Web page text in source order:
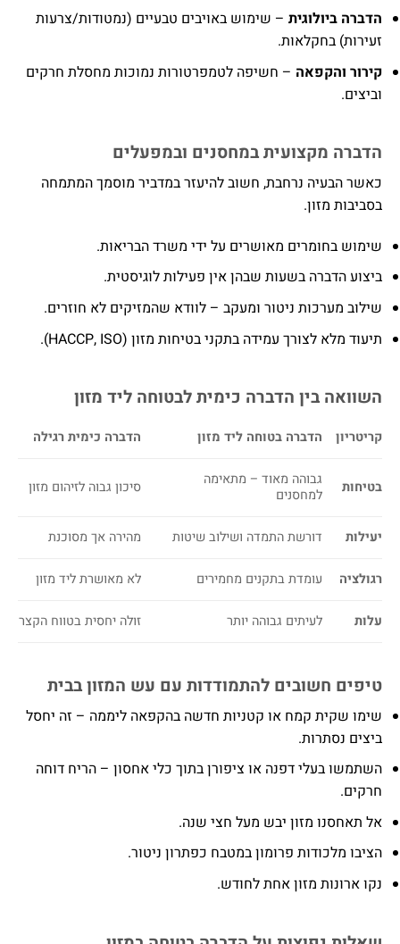
הדברה ביולוגית – שימוש באויבים טבעיים (נמטודות/צרעות
זעירות) בחקלאות.
קירור והקפאה – חשיפה לטמפרטורות נמוכות מחסלת חרקים
וביצים.
הדברה מקצועית במחסנים ובמפעלים
כאשר הבעיה נרחבת, חשוב להיעזר במדביר מוסמך המתמחה
בסביבות מזון.
שימוש בחומרים מאושרים על ידי משרד הבריאות.
ביצוע הדברה בשעות שבהן אין פעילות לוגיסטית.
שילוב מערכות ניטור ומעקב – לוודא שהמזיקים לא חוזרים.
תיעוד מלא לצורך עמידה בתקני בטיחות מזון (HACCP, ISO).
השוואה בין הדברה כימית לבטוחה ליד מזון
קריטריון הדברה בטוחה ליד מזון הדברה כימית רגילה
בטיחות
גבוהה מאוד – מתאימה
למחסנים
סיכון גבוה לזיהום מזון
יעילות דורשת התמדה ושילוב שיטות מהירה אך מסוכנת
רגולציה עומדת בתקנים מחמירים לא מאושרת ליד מזון
עלות לעיתים גבוהה יותר זולה יחסית בטווח הקצר
טיפים חשובים להתמודדות עם עש המזון בבית
שימו שקית קמח או קטניות חדשה בהקפאה ליממה – זה יחסל
ביצים נסתרות.
השתמשו בעלי דפנה או ציפורן בתוך כלי אחסון – הריח דוחה
חרקים.
אל תאחסנו מזון יבש מעל חצי שנה.
הציבו מלכודות פרומון במטבח כפתרון ניטור.
נקו ארונות מזון אחת לחודש.